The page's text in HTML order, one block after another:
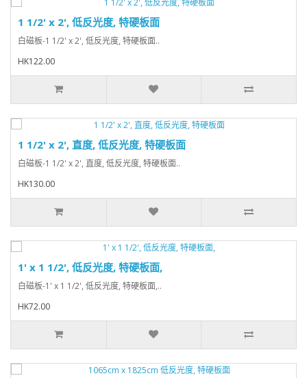
1 1/2' x 2', 低反光度, 特硬板面
白磁板-1 1/2' x 2', 低反光度, 特硬板面..
HK122.00
1 1/2' x 2', 直度, 低反光度, 特硬板面
白磁板-1 1/2' x 2', 直度, 低反光度, 特硬板面..
HK130.00
1' x 1 1/2', 低反光度, 特硬板面,
白磁板-1' x 1 1/2', 低反光度, 特硬板面,..
HK72.00